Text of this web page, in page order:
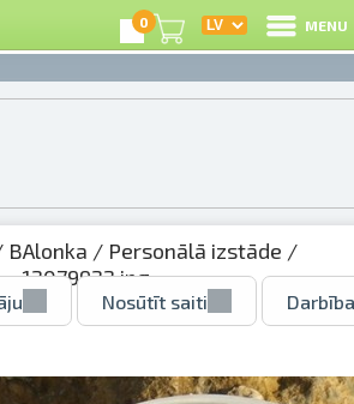
0 MENU
BAlonka / Personālā izstāde /
12079922.jpg
Nosūtīt saiti